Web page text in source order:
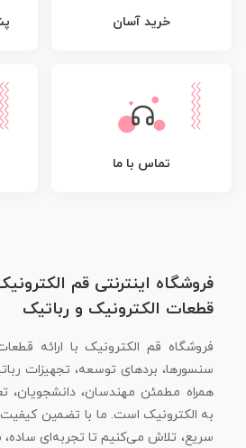
خرید آسان
تماس با ما
فروشگاه اینترنتی قم
قطعات الکترونیک و رباتیک
فروشگاه قم الکترونیک با ارائه
سنسورها، بردهای توسعه، تجهیزات
همراه مطمئن مهندسان، دانشجویان،
به الکترونیک است. ما با تضمین
سریع، تلاش می‌کنیم تا تجربه‌ای ساده،